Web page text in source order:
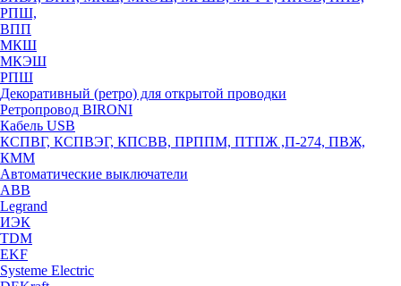
РПШ,
ВПП
МКШ
МКЭШ
РПШ
Декоративный (ретро) для открытой проводки
Ретропровод BIRONI
Кабель USB
КСПВГ, КСПВЭГ, КПСВВ, ПРППМ, ПТПЖ ,П-274, ПВЖ,
КММ
Автоматические выключатели
ABB
Legrand
ИЭК
TDM
EKF
Systeme Electric